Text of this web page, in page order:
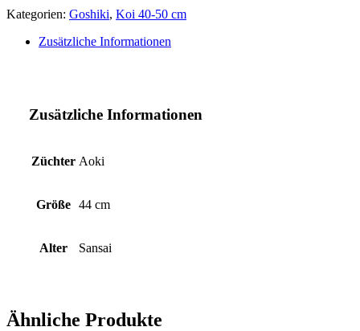
Kategorien: Goshiki, Koi 40-50 cm
Zusätzliche Informationen
Zusätzliche Informationen
Züchter Aoki
Größe 44 cm
Alter Sansai
Ähnliche Produkte